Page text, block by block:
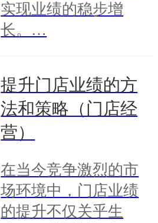
实现业绩的稳步增
长。…
提升门店业绩的方
法和策略（门店经
营）
在当今竞争激烈的市
场环境中，门店业绩
的提升不仅关乎生